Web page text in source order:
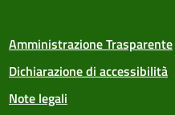
Amministrazione Trasparente
Dichiarazione di accessibilità
Note legali